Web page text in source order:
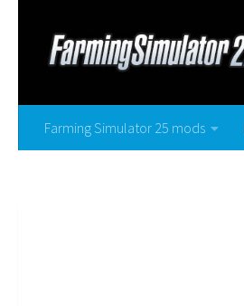
Farming Simulator 25 mods